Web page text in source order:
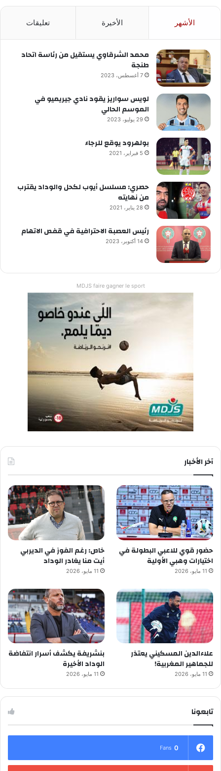
الأشهر الأخيرة تعليقات
محمد الشرقاوي يستقيل من رئاسة اتحاد
طنجة
7 أغسطس، 2023
لويس سواريز يقود نادي جيريميو في
الموسم الحالي
29 يوليو، 2023
بولهرود يوقع للرجاء
5 فبراير، 2021
حصري: مسلسل أيوب لكحل والوداد يقترب
من نهايته
28 يناير، 2021
رئيس العصبة الاحترافية في قفص الاتهام
14 أكتوبر، 2023
MDJS faire gagner le sport
آخر الأخبار
حضور قوي للاعبي البطولة في
اختيارات وهبي الأولية
11 مايو، 2026
خاص: رغم الفوز في الديربي
أيت منا يغادر الوداد
11 مايو، 2026
علاءالدين المسكيني يعتذر
للجماهير المغربية!
11 مايو، 2026
بنشريفة يكشف أسرار انتفاضة
الوداد الأخيرة
11 مايو، 2026
تابعونا
0
Fans